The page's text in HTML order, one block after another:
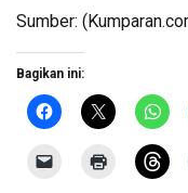
Sumber:
Bagikan ini: